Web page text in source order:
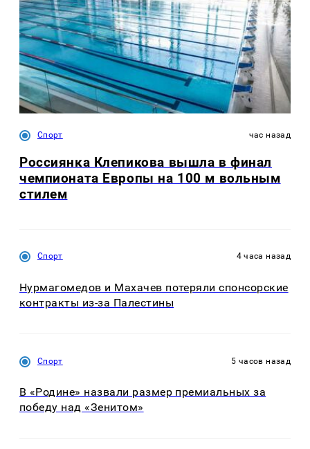
Спорт час назад
Россиянка Клепикова вышла в финал
чемпионата Европы на 100 м вольным
стилем
Спорт 4 часа назад
Нурмагомедов и Махачев потеряли спонсорские
контракты из-за Палестины
Спорт 5 часов назад
В «Родине» назвали размер премиальных за
победу над «Зенитом»